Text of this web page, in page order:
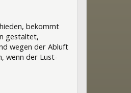
bekommt
gestaltet,
wegen der Abluft
wenn der Lust-